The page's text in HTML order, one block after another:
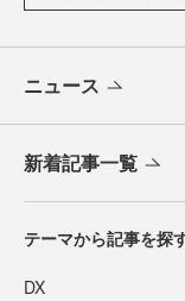
ニュース
新着記事一覧
テーマから記事を探
DX